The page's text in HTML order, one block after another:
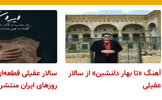
آهنگ «تا بهار دلنشین» از سالار
عقیلی
سالار عقیلی
روزهای ایران